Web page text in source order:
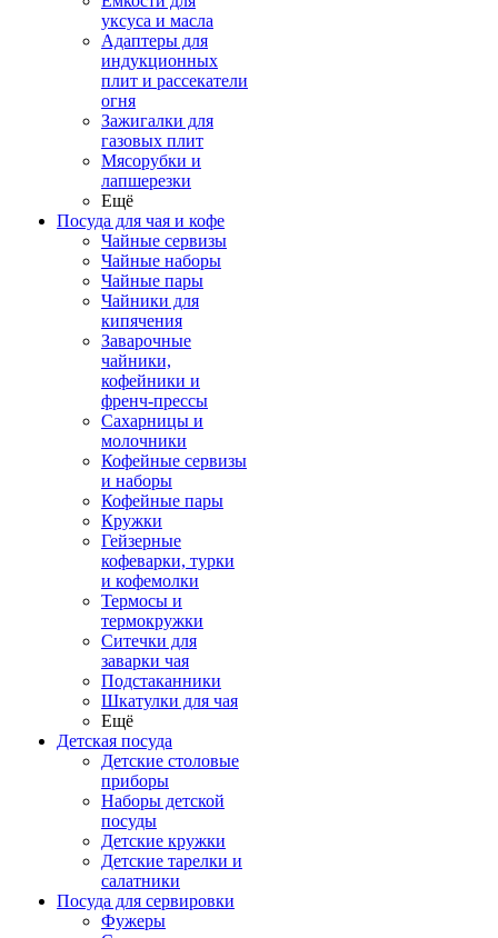
уксуса и масла
Адаптеры для
индукционных
плит и рассекатели
огня
Зажигалки для
газовых плит
Мясорубки и
лапшерезки
Ещё
Посуда для чая и кофе
Чайные сервизы
Чайные наборы
Чайные пары
Чайники для
кипячения
Заварочные
чайники,
кофейники и
френч-прессы
Сахарницы и
молочники
Кофейные сервизы
и наборы
Кофейные пары
Кружки
Гейзерные
кофеварки, турки
и кофемолки
Термосы и
термокружки
Ситечки для
заварки чая
Подстаканники
Шкатулки для чая
Ещё
Детская посуда
Детские столовые
приборы
Наборы детской
посуды
Детские кружки
Детские тарелки и
салатники
Посуда для сервировки
Фужеры